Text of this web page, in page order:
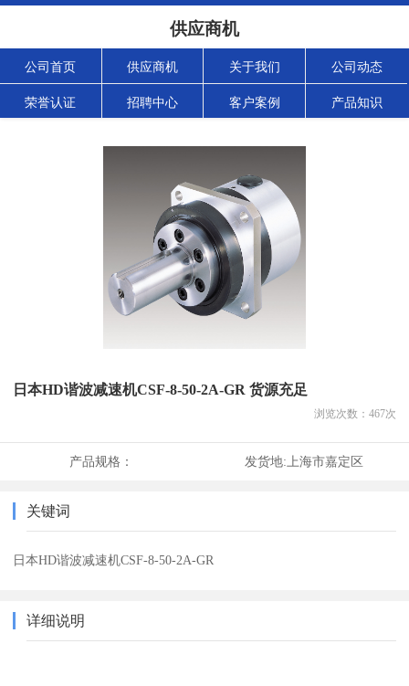
供应商机
公司首页 供应商机 关于我们 公司动态
荣誉认证 招聘中心 客户案例 产品知识
日本HD谐波减速机CSF-8-50-2A-GR 货源充足
浏览次数： 467次
产品规格： 发货地: 上海市嘉定区
关键词
日本HD谐波减速机CSF-8-50-2A-GR
详细说明